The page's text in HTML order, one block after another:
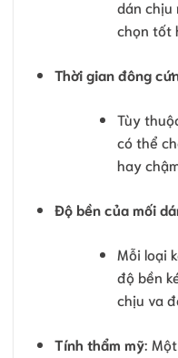
dán chịu
chọn tốt
Thời gian đông
Tùy
có thể
hay
Độ bền của mối
Mỗi loại
độ bền
chịu va
Tính thẩm mỹ: